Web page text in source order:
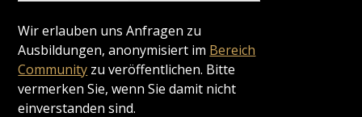
Wir erlauben uns Anfragen zu
Ausbildungen, anonymisiert im Bereich
Community zu veröffentlichen. Bitte
vermerken Sie, wenn Sie damit nicht
einverstanden sind.